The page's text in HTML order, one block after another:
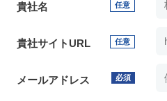
貴社名 任意
貴社サイトURL 任意
メールアドレス 必須